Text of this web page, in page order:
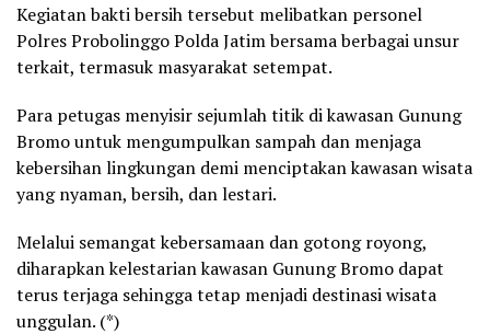
Kegiatan bakti bersih tersebut melibatkan personel
Polres Probolinggo Polda Jatim bersama berbagai unsur
terkait, termasuk masyarakat setempat.
Para petugas menyisir sejumlah titik di kawasan Gunung
Bromo untuk mengumpulkan sampah dan menjaga
kebersihan lingkungan demi menciptakan kawasan wisata
yang nyaman, bersih, dan lestari.
Melalui semangat kebersamaan dan gotong royong,
diharapkan kelestarian kawasan Gunung Bromo dapat
terus terjaga sehingga tetap menjadi destinasi wisata
unggulan. (*)